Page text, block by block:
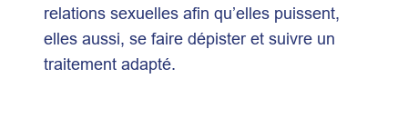
relations sexuelles afin qu’elles puissent,
elles aussi, se faire dépister et suivre un
traitement adapté.